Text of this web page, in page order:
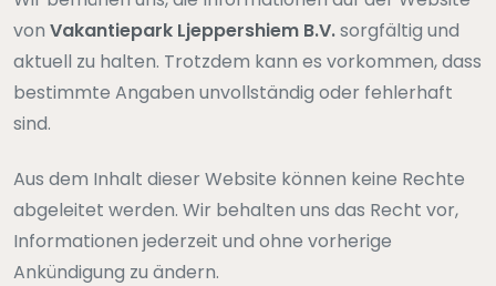
von Vakantiepark Ljeppershiem B.V.sorgfältig und
aktuell zu halten. Trotzdem kann es vorkommen, dass
bestimmte Angaben unvollständig oder fehlerhaft
sind.
Aus dem Inhalt dieser Website können keine Rechte
abgeleitet werden. Wir behalten uns das Recht vor,
Informationen jederzeit und ohne vorherige
Ankündigung zu ändern.